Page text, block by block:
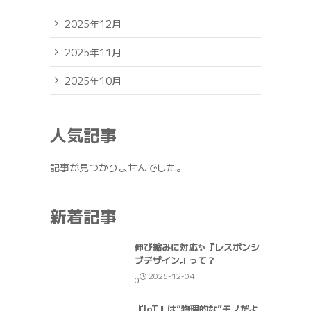
2025年12月
2025年11月
2025年10月
人気記事
記事が見つかりませんでした。
新着記事
伸び縮みに対応✨『レスポンシ
ブデザイン』って？
0 2025-12-04
『IoT』は“物理的な”モノだよ